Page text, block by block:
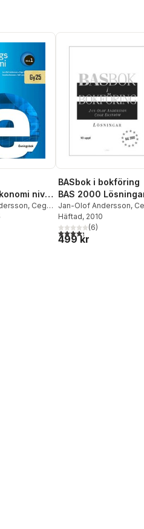
nivå
, Cege
Hansson
BASbok i bokföring
BAS 2000
BAS 2000
Jan-Olof Andersson,
Ekström
Häftad, 2010
4,3utav 5 stjärnor. Totalt
(6)
499 kr